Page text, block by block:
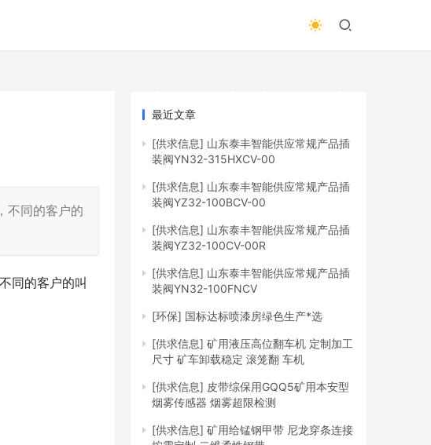
不同的客户的
同的客户的叫
最近文章
[供求信息] 山东泰丰智能供应常规产品插
装阀YN32-315HXCV-00
[供求信息] 山东泰丰智能供应常规产品插
装阀YZ32-100BCV-00
[供求信息] 山东泰丰智能供应常规产品插
装阀YZ32-100CV-00R
[供求信息] 山东泰丰智能供应常规产品插
装阀YN32-100FNCV
[环保] 国标达标喷漆房绿色生产*选
[供求信息] 矿用液压高位翻车机 定制加工
尺寸 矿车卸载稳定 滚笼翻 车机
[供求信息] 皮带综保用GQQ5矿用本安型
烟雾传感器 烟雾超限检测
[供求信息] 矿用给锰钢甲带 尼龙穿条连接